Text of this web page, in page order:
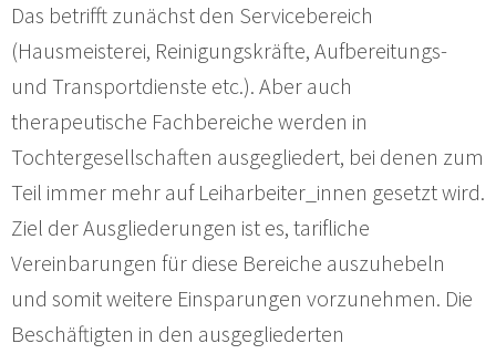
Das betrifft zunächst den Servicebereich
(Hausmeisterei, Reinigungskräfte, Aufbereitungs-
und Transportdienste etc.). Aber auch
therapeutische Fachbereiche werden in
Tochtergesellschaften ausgegliedert, bei denen zum
Teil immer mehr auf Leiharbeiter_innen gesetzt wird.
Ziel der Ausgliederungen ist es, tarifliche
Vereinbarungen für diese Bereiche auszuhebeln
und somit weitere Einsparungen vorzunehmen. Die
Beschäftigten in den ausgegliederten